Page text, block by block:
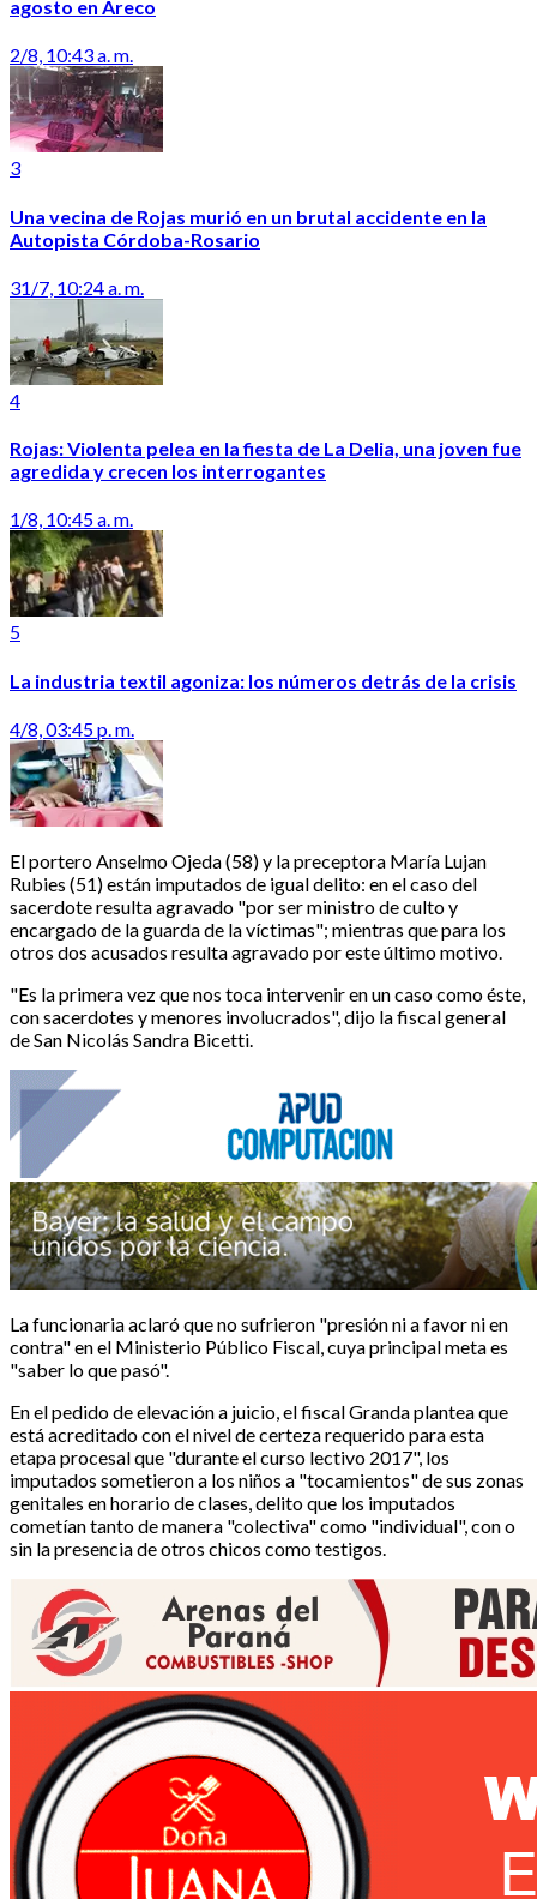
agosto en Areco
2/8, 10:43 a. m.
3
Una vecina de Rojas murió en un brutal accidente en la
Autopista Córdoba-Rosario
31/7, 10:24 a. m.
4
Rojas: Violenta pelea en la fiesta de La Delia, una joven fue
agredida y crecen los interrogantes
1/8, 10:45 a. m.
5
La industria textil agoniza: los números detrás de la crisis
4/8, 03:45 p. m.
El portero Anselmo Ojeda (58) y la preceptora María Lujan
Rubies (51) están imputados de igual delito: en el caso del
sacerdote resulta agravado "por ser ministro de culto y
encargado de la guarda de la víctimas"; mientras que para los
otros dos acusados resulta agravado por este último motivo.
"Es la primera vez que nos toca intervenir en un caso como éste,
con sacerdotes y menores involucrados", dijo la fiscal general
de San Nicolás Sandra Bicetti.
La funcionaria aclaró que no sufrieron "presión ni a favor ni en
contra" en el Ministerio Público Fiscal, cuya principal meta es
"saber lo que pasó".
En el pedido de elevación a juicio, el fiscal Granda plantea que
está acreditado con el nivel de certeza requerido para esta
etapa procesal que "durante el curso lectivo 2017", los
imputados sometieron a los niños a "tocamientos" de sus zonas
genitales en horario de clases, delito que los imputados
cometían tanto de manera "colectiva" como "individual", con o
sin la presencia de otros chicos como testigos.